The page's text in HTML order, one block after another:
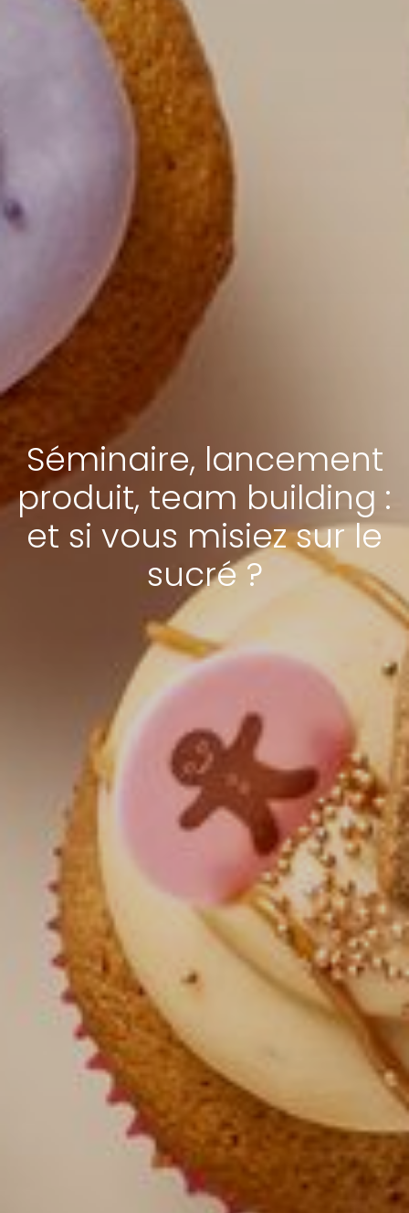
Séminaire, lancement
produit, team building :
et si vous misiez sur le
sucré ?